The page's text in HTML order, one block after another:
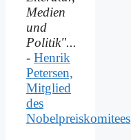
Medien
und
Politik"...
- Henrik
Petersen,
Mitglied
des
Nobelpreiskomitees